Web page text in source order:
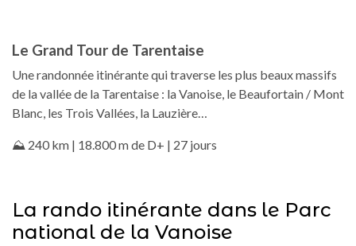
Le Grand Tour de Tarentaise
Une randonnée itinérante qui traverse les plus beaux massifs
de la vallée de la Tarentaise : la Vanoise, le Beaufortain / Mont
Blanc, les Trois Vallées, la Lauzière…
⛰️ 240 km | 18.800 m de D+ | 27 jours
La rando itinérante dans le Parc
national de la Vanoise